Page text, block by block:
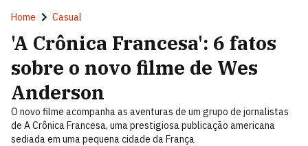
Home Casual
'A Crônica Francesa': 6 fatos
sobre o novo filme de Wes
Anderson
O novo filme acompanha as aventuras de um grupo de jornalistas
de A Crônica Francesa, uma prestigiosa publicação americana
sediada em uma pequena cidade da França